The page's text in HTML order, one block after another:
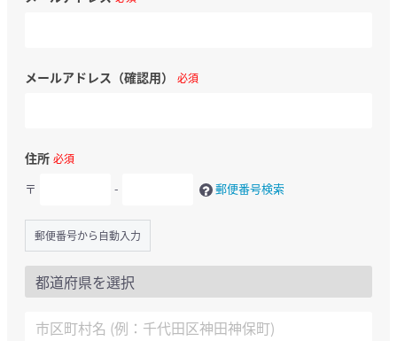
メールアドレス（確認用） 必須
住所 必須
〒 - 郵便番号検索
郵便番号から自動入力